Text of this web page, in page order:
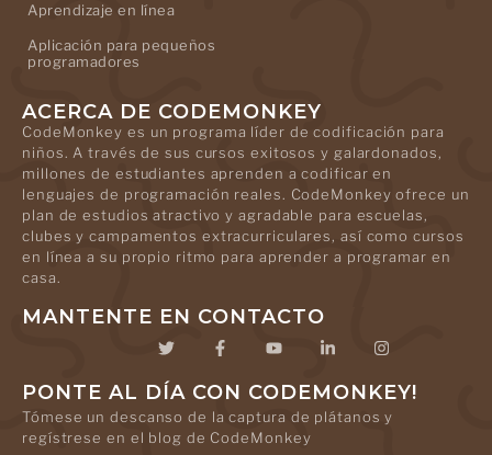
Aprendizaje en línea
Aplicación para pequeños
programadores
ACERCA DE CODEMONKEY
CodeMonkey es un programa líder de codificación para
niños. A través de sus cursos exitosos y galardonados,
millones de estudiantes aprenden a codificar en
lenguajes de programación reales. CodeMonkey ofrece un
plan de estudios atractivo y agradable para escuelas,
clubes y campamentos extracurriculares, así como cursos
en línea a su propio ritmo para aprender a programar en
casa.
MANTENTE EN CONTACTO
PONTE AL DÍA CON CODEMONKEY!
Tómese un descanso de la captura de plátanos y
regístrese en el blog de CodeMonkey